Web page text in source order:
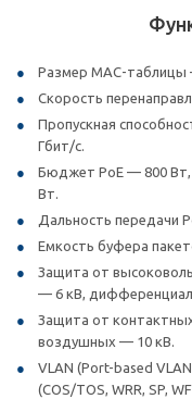
Размер MAC-таблицы
Скорость
Пропускная
Гбит/с.
Бюджет PoE — 800 Вт,
Вт.
Дальность передачи
Емкость буфера
Защита от
— 6 кВ,
Защита от
воздушных — 10 кВ.
VLAN (Port-based
(COS/TOS, WRR, SP,